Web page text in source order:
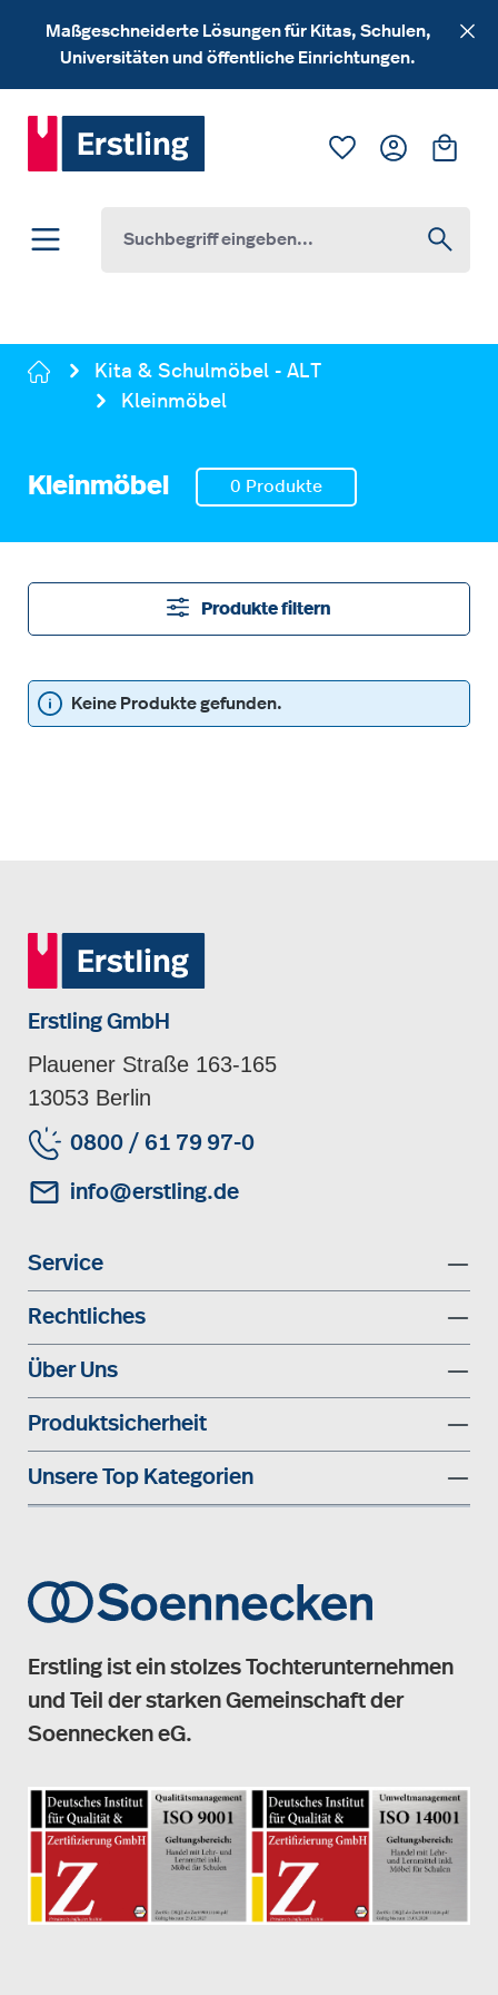
Zum Hauptinhalt springen
Maßgeschneiderte Lösungen für Kitas, Schulen,
Universitäten und öffentliche Einrichtungen.
Du hast 0
Kita & Schulmöbel - ALT
Kleinmöbel
Kleinmöbel 0 Produkte
Produkte filtern
Keine Produkte gefunden.
Erstling GmbH
Plauener Straße 163-165
13053 Berlin
0800 / 61 79 97-0
info@erstling.de
Service
Rechtliches
Über Uns
Produktsicherheit
Unsere Top Kategorien
Erstling ist ein stolzes Tochterunternehmen
und Teil der starken Gemeinschaft der
Soennecken eG.